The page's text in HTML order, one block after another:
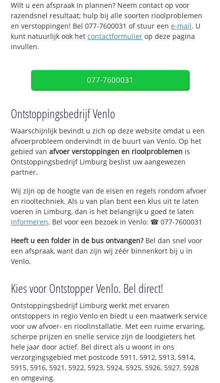
Wilt u een afspraak in plannen? Neem contact op voor
razendsnel resultaat; hulp bij alle soorten rioolproblemen
en verstoppingen! Bel 077-7600031 of stuur eene-mail. U
kunt natuurlijk ook hetcontactformulier op deze pagina
invullen.
077-7600031
Ontstoppingsbedrijf Venlo
Waarschijnlijk bevindt u zich op deze website omdat u een
afvoerprobleem ondervindt in de buurt van Venlo. Op het
gebied vanafvoer verstoppingen en rioolproblemen is
Ontstoppingsbedrijf Limburg beslist uw aangewezen
partner.
Wij zijn op de hoogte van de eisen en regels rondom afvoer
en riooltechniek. Als u van plan bent een klus uit te laten
voeren in Limburg, dan is het belangrijk u goed te laten
informeren. Bel voor een bezoek in Venlo: ☎ 077-7600031
Heeft u een folder in de bus ontvangen?Bel dan snel voor
een afspraak, want dan zijn wij zéér binnenkort bij u in
Venlo.
Kies voor Ontstopper Venlo. Bel direct!
Ontstoppingsbedrijf Limburg werkt met ervaren
ontstoppers in regio Venlo en biedt u een maatwerk service
voor uw afvoer- en rioolinstallatie. Met een ruime ervaring,
scherpe prijzen en snelle service zijn de loodgieters het
hele jaar door actief. Bel direct als u woont in ons
verzorgingsgebied met postcode 5911, 5912, 5913, 5914,
5915, 5916, 5921, 5922, 5923, 5924, 5925, 5926, 5927, 5928
en omgeving.